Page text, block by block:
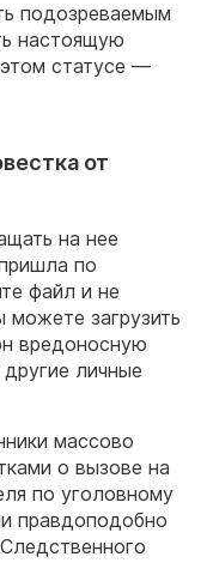
подозреваемым
настоящую
статусе —
от
на нее
по
файл и не
загрузить
вредоносную
личные
массово
о вызове на
по уголовному
правдоподобно